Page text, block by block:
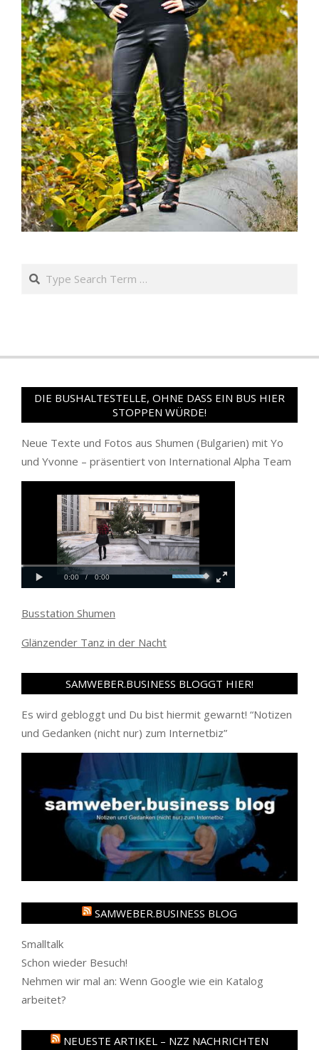
Search
DIE BUSHALTESTELLE, OHNE DASS EIN BUS HIER
STOPPEN WÜRDE!
Neue Texte und Fotos aus Shumen (Bulgarien) mit Yo
und Yvonne – präsentiert von International Alpha Team
Busstation Shumen
Glänzender Tanz in der Nacht
SAMWEBER.BUSINESS BLOGGT HIER!
Es wird gebloggt und Du bist hiermit gewarnt! “Notizen
und Gedanken (nicht nur) zum Internetbiz”
SAMWEBER.BUSINESS BLOG
Smalltalk
Schon wieder Besuch!
Nehmen wir mal an: Wenn Google wie ein Katalog
arbeitet?
NEUESTE ARTIKEL – NZZ NACHRICHTEN